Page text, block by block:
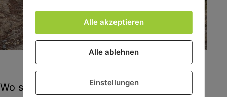
Wo sind nun die Petroglyphen? Um sie zu
Alle akzeptieren
Alle ablehnen
Einstellungen